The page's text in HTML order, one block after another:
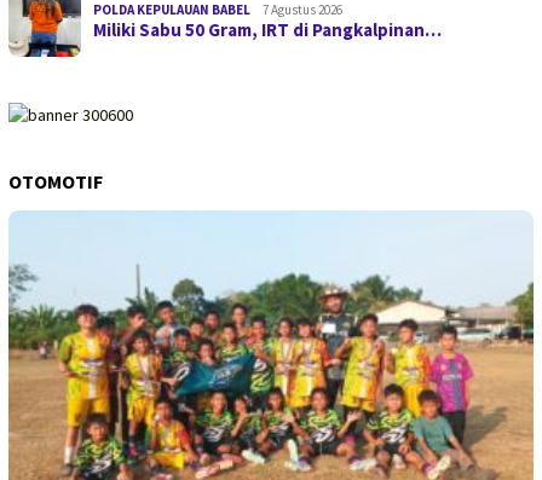
POLDA KEPULAUAN BABEL 7 Agustus 2026
Miliki Sabu 50 Gram, IRT di Pangkalpinan…
OTOMOTIF